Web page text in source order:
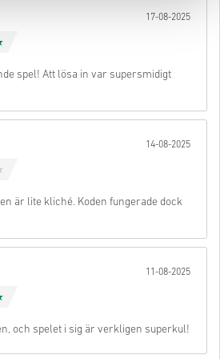
17-08-2025
spel! Att lösa in var supersmidigt
14-08-2025
är lite kliché. Koden fungerade dock
11-08-2025
och spelet i sig är verkligen superkul!